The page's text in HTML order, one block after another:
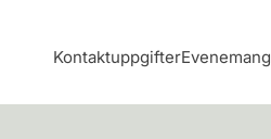
KontaktuppgifterEvenemang